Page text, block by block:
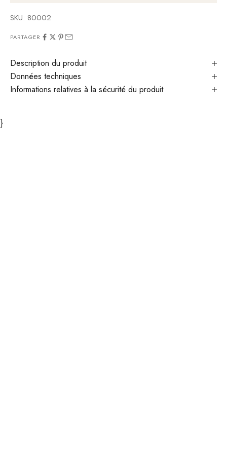
SKU: 80002
PARTAGER
Description du produit
Données techniques
Informations relatives à la sécurité du produit
}